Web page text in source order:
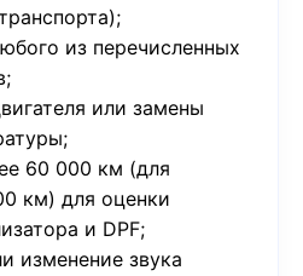
из перечисленных
или замены
60 000 км (для
км) для оценки
и DPF;
изменение звука